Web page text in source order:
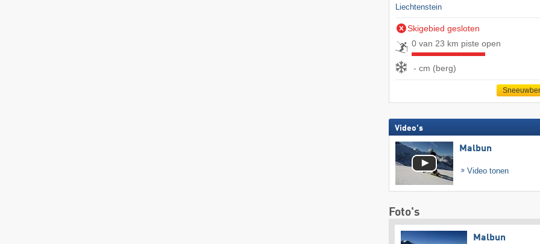
Liechtenstein
Skigebied gesloten
0 van 23 km piste open
- cm (berg)
Video's
Malbun
Video tonen
Foto's
Malbun